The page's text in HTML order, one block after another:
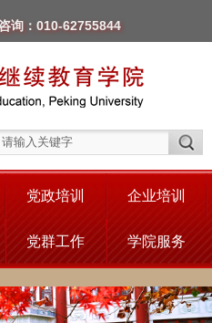
询：010-62755844
党政培训 企业培训
党群工作 学院服务